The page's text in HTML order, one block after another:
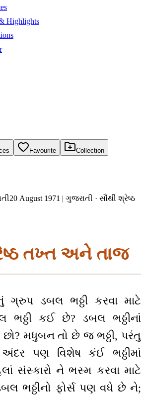
Highlights
Favourite Collection
20 August 1971 | ગુજરાતી · સૌથી શ્રેષ્ઠ
તખ્ત અને તાજ
ડબલ ભઠ્ઠી કરવા માટે
કઈ છે? ડબલ ભઠ્ઠીનાં
મધુબન તો છે જ ભઠ્ઠી, પરંતુ
અંદર પણ વિશેષ કંઈ ભઠ્ઠીમાં
સંસ્કારો ને ભસ્મ કરવા માટે
ભઠ્ઠીનો ફોર્સ પણ વધે છે ને;